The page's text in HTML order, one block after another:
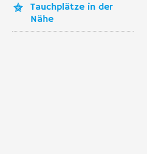
Tauchplätze in der
Nähe